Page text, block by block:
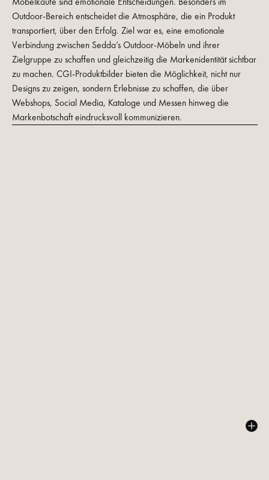
Outdoor-Bereich entscheidet die Atmosphäre, die ein Produkt
transportiert, über den Erfolg. Ziel war es, eine emotionale
Verbindung zwischen Sedda’s Outdoor-Möbeln und ihrer
Zielgruppe zu schaffen und gleichzeitig die Markenidentität sichtbar
zu machen. CGI-Produktbilder bieten die Möglichkeit, nicht nur
Designs zu zeigen, sondern Erlebnisse zu schaffen, die über
Webshops, Social Media, Kataloge und Messen hinweg die
Markenbotschaft eindrucksvoll kommunizieren.